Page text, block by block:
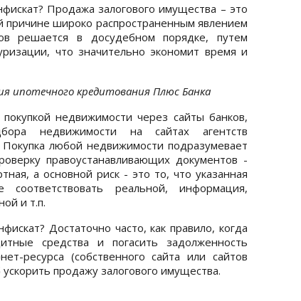
Продажа залогового имущества – это
причине широко распространенным явлением
решается в досудебном порядке, путем
что значительно экономит время и
ипотечного кредитования Плюс Банка
недвижимости через сайты банков,
недвижимости на сайтах агентств
любой недвижимости подразумевает
правоустанавливающих документов -
а основной риск - это то, что указанная
реальной, информация,
и т.п.
Достаточно часто, как правило, когда
средства и погасить задолженность
ресурса (собственного сайта или сайтов
продажу залогового имущества.